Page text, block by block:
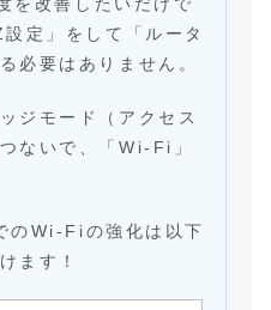
を改善したいだけで
定」をして「ルータ
必要はありません。
ジモード（アクセス
ないで、「Wi-Fi」
のWi-Fiの強化は以下
ます！